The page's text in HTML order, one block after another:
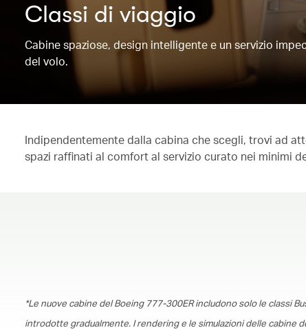
Classi di viaggio
Cabine spaziose, design intelligente e un servizio
del volo.
Indipendentemente dalla cabina che scegli, trovi ad
spazi raffinati al comfort al servizio curato nei minimi
*Le nuove cabine del Boeing 777-300ER includono solo le classi
introdotte gradualmente. I rendering e le simulazioni delle cabine